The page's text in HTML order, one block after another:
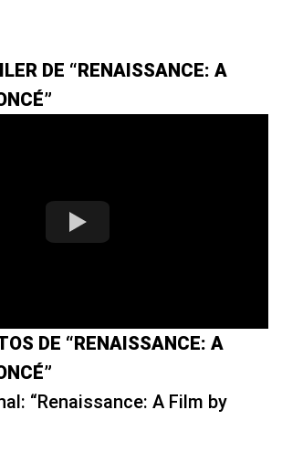
DE “RENAISSANCE: A
DE “RENAISSANCE: A
“Renaissance: A Film by